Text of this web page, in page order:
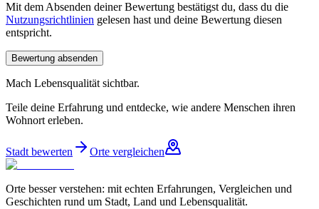
Mit dem Absenden deiner Bewertung bestätigst du, dass du die
Nutzungsrichtlinien gelesen hast und deine Bewertung diesen
entspricht.
Bewertung absenden
Mach Lebensqualität sichtbar.
Teile deine Erfahrung und entdecke, wie andere Menschen ihren
Wohnort erleben.
Stadt bewerten Orte vergleichen
Orte besser verstehen: mit echten Erfahrungen, Vergleichen und
Geschichten rund um Stadt, Land und Lebensqualität.